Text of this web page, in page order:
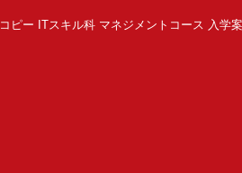
コピー ITスキル科 マネジメントコース 入学